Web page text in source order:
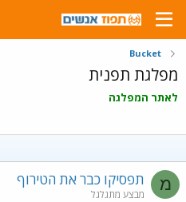
Bucket
מפלגת תפנית
לאתר המפלגה
מ תפסיקו כבר את הטירוף
מבצע מתגלגל